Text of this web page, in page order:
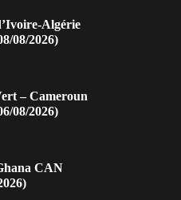
Algérie
08/2026)
– Cameroun
08/2026)
CAN